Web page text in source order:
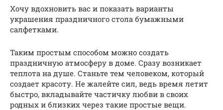
Хочу вдохновить вас и показать варианты
украшения праздничного стола бумажными
салфетками.
Таким простым способом можно создать
праздничную атмосферу в доме. Сразу возникает
теплота на душе. Станьте тем человеком, который
создает красоту. Не жалейте сил, ведь время летит
быстро, вкладывайте частичку любви в своих
родных и близких через такие простые вещи.